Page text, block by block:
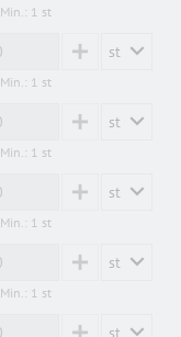
Min.: 1 st
PLUSst
Min.: 1 st
PLUSst
Min.: 1 st
PLUSst
Min.: 1 st
PLUSst
Min.: 1 st
st